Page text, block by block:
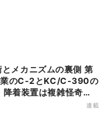
のC-2とKC/C-390の
着装置は複雑怪奇
連載